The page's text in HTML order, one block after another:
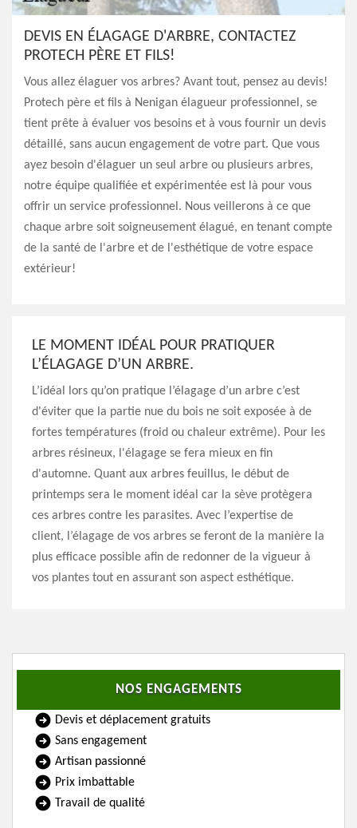
DEVIS EN ÉLAGAGE D'ARBRE, CONTACTEZ
PROTECH PÈRE ET FILS!
Vous allez élaguer vos arbres? Avant tout, pensez au devis!
Protech père et fils à Nenigan élagueur professionnel, se
tient prête à évaluer vos besoins et à vous fournir un devis
détaillé, sans aucun engagement de votre part. Que vous
ayez besoin d'élaguer un seul arbre ou plusieurs arbres,
notre équipe qualifiée et expérimentée est là pour vous
offrir un service professionnel. Nous veillerons à ce que
chaque arbre soit soigneusement élagué, en tenant compte
de la santé de l'arbre et de l'esthétique de votre espace
extérieur!
LE MOMENT IDÉAL POUR PRATIQUER
L’ÉLAGAGE D’UN ARBRE.
L’idéal lors qu’on pratique l’élagage d’un arbre c’est
d'éviter que la partie nue du bois ne soit exposée à de
fortes températures (froid ou chaleur extrême). Pour les
arbres résineux, l'élagage se fera mieux en fin
d'automne. Quant aux arbres feuillus, le début de
printemps sera le moment idéal car la sève protègera
ces arbres contre les parasites. Avec l’expertise de
client, l’élagage de vos arbres se feront de la manière la
plus efficace possible afin de redonner de la vigueur à
vos plantes tout en assurant son aspect esthétique.
NOS ENGAGEMENTS
Devis et déplacement gratuits
Sans engagement
Artisan passionné
Prix imbattable
Travail de qualité